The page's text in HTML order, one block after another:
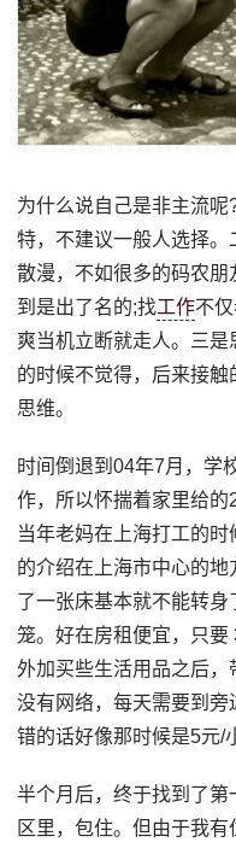
为什么说自己是非主流
特，不建议一般人选择
散漫，不如很多的码农
到是出了名的;找工作不
爽当机立断就走人。三
的时候不觉得，后来接
思维。
时间倒退到04年7月，学
作，所以怀揣着家里给
当年老妈在上海打工的
的介绍在上海市中心的
了一张床基本就不能转
笼。好在房租便宜，只要
外加买些生活用品之后
没有网络，每天需要到
错的话好像那时候是5元/
半个月后，终于找到了
区里，包住。但由于我有